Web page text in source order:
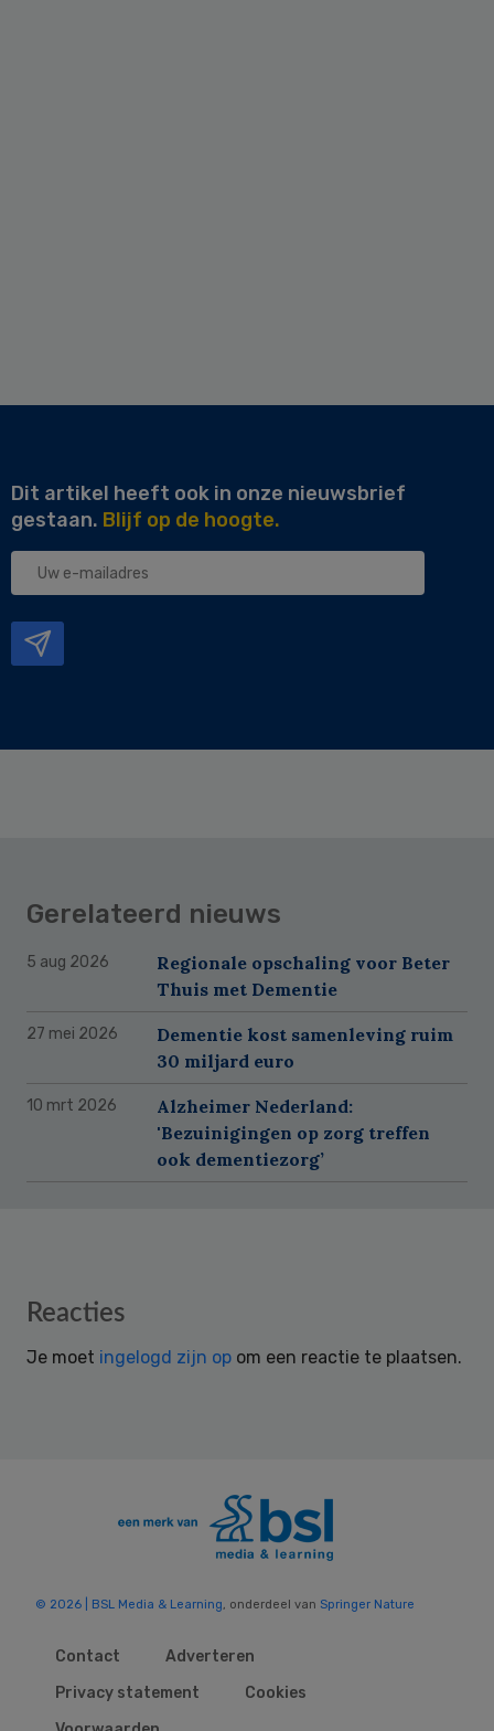
Dit artikel heeft ook in onze nieuwsbrief
gestaan. Blijf op de hoogte.
Uw
Gerelateerd nieuws
5 aug 2026
Regionale opschaling voor Beter
Thuis met Dementie
27 mei 2026
Dementie kost samenleving ruim
30 miljard euro
10 mrt 2026
Alzheimer Nederland:
'Bezuinigingen op zorg treffen
ook dementiezorg’
Reader
Reacties
Je moet ingelogd zijn op om een reactie te plaatsen.
© 2026 | BSL Media & Learning, onderdeel van Springer Nature
Contact
Adverteren
Privacy statement
Cookies